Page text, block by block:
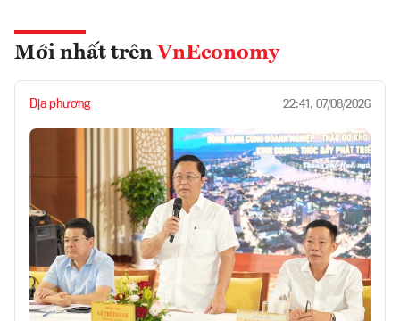
Mới nhất trên VnEconomy
Địa phương 22:41, 07/08/2026